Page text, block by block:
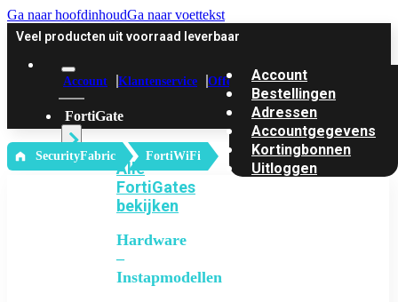
Ga naar hoofdinhoudGa naar voettekst
Veel producten uit voorraad leverbaar
Account Klantenservice Offerte
FortiGate
Alle
FortiGates
bekijken
Hardware
–
Instapmodellen
Account
Bestellingen
Adressen
Accountgegevens
Kortingbonnen
Uitloggen
‎ SecurityFabric FortiWiFi